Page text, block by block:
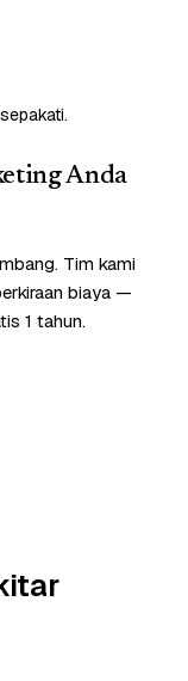
Anda
Tim kami
biaya —
1 tahun.